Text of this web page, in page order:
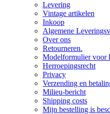
Levering
Vintage artikelen
Inkoop
Algemene
Over ons
Retourneren.
Modelformulier voor
Herroepingsrecht
Privacy
Verzending en
Milieu-bericht
Shipping costs
Mijn bestelling is